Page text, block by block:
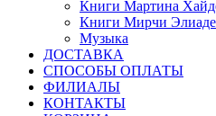
Книги Мартина
Книги Мирчи Элиаде
Музыка
ДОСТАВКА
СПОСОБЫ ОПЛАТЫ
ФИЛИАЛЫ
КОНТАКТЫ